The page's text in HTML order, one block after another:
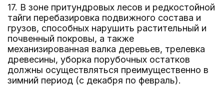
17. В зоне притундровых лесов и редкостойной
тайги перебазировка подвижного состава и
грузов, способных нарушить растительный и
почвенный покровы, а также
механизированная валка деревьев, трелевка
древесины, уборка порубочных остатков
должны осуществляться преимущественно в
зимний период (с декабря по февраль).